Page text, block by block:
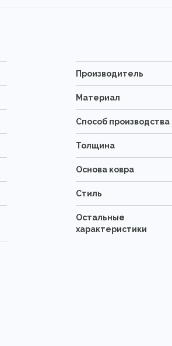
Производитель
Материал
Способ производства
Толщина
Основа ковра
Стиль
Остальные
характеристики